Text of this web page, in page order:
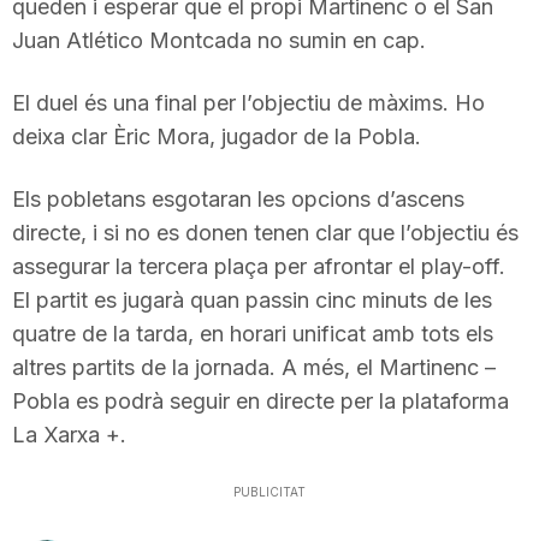
queden i esperar que el propi Martinenc o el San
Juan Atlético Montcada no sumin en cap.
El duel és una final per l’objectiu de màxims. Ho
deixa clar Èric Mora, jugador de la Pobla.
Els pobletans esgotaran les opcions d’ascens
directe, i si no es donen tenen clar que l’objectiu és
assegurar la tercera plaça per afrontar el play-off.
El partit es jugarà quan passin cinc minuts de les
quatre de la tarda, en horari unificat amb tots els
altres partits de la jornada. A més, el Martinenc –
Pobla es podrà seguir en directe per la plataforma
La Xarxa +.
PUBLICITAT